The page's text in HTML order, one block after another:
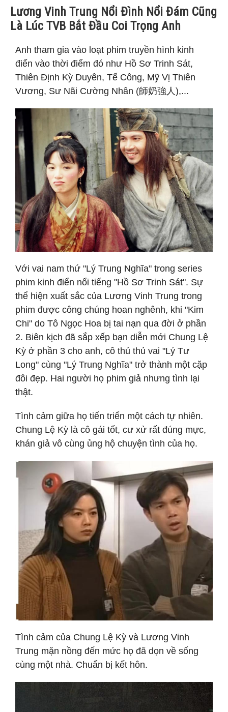
Lương Vinh Trung Nổi Đình Nổi Đám Cũng
Là Lúc TVB Bắt Đầu Coi Trọng Anh
Anh tham gia vào loạt phim truyền hình kinh
điển vào thời điểm đó như Hồ Sơ Trinh Sát,
Thiên Định Kỳ Duyên, Tế Công, Mỹ Vị Thiên
Vương, Sư Nãi Cường Nhân (師奶強人),...
Với vai nam thứ "Lý Trung Nghĩa" trong series
phim kinh điển nổi tiếng "Hồ Sơ Trinh Sát". Sự
thể hiện xuất sắc của Lương Vinh Trung trong
phim được công chúng hoan nghênh, khi "Kim
Chi" do Tô Ngọc Hoa bị tai nạn qua đời ở phần
2. Biên kịch đã sắp xếp bạn diễn mới Chung Lệ
Kỳ ở phần 3 cho anh, cô thủ thủ vai "Lý Tư
Long" cùng "Lý Trung Nghĩa" trở thành một cặp
đôi đẹp. Hai người họ phim giả nhưng tình lại
thật.
Tình cảm giữa họ tiến triển một cách tự nhiên.
Chung Lệ Kỳ là cô gái tốt, cư xử rất đúng mực,
khán giả vô cùng ủng hộ chuyện tình của họ.
Tình cảm của Chung Lệ Kỳ và Lương Vinh
Trung mặn nồng đến mức họ đã dọn về sống
cùng một nhà. Chuẩn bị kết hôn.